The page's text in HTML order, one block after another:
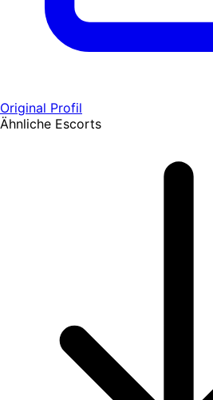
Original Profil
Ähnliche Escorts